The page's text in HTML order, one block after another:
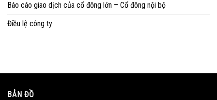
Báo cáo giao dịch của cổ đông lớn – Cổ đông nội bộ
Điều lệ công ty
BẢN ĐỒ